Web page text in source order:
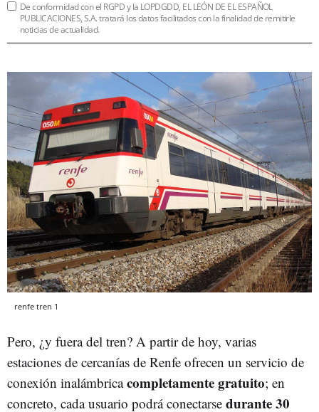
De conformidad con el RGPD y la LOPDGDD, EL LEÓN DE EL ESPAÑOL
PUBLICACIONES, S.A. tratará los datos facilitados con la finalidad de remitirle
noticias de actualidad.
renfe tren 1
Pero, ¿y fuera del tren? A partir de hoy, varias
estaciones de cercanías de Renfe ofrecen un servicio de
conexión inalámbricacompletamente gratuito; en
concreto, cada usuario podrá conectarse durante 30